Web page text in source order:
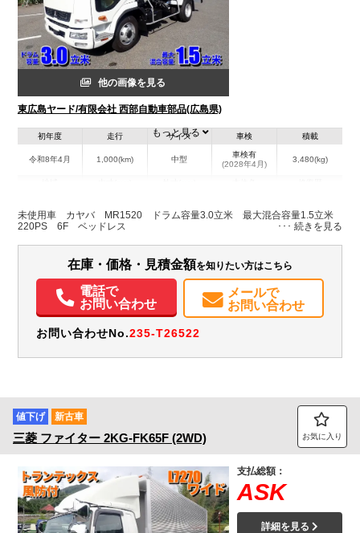
他の画像を見る
東広島ヤード/有限会社 西部自動車部品(広島県)
初年度
令和8年4月
走行
1,000(km)
サイズ
中型
車検
車検有
(2028年4月)
積載
3,480(kg)
広島県 -
W:2,190
H:3,030
無
もっと見る
未使用車 カヤバ MR1520 ドラム容量3.0立米 最大混合容量1.5立米
220PS 6F ベッドレス
在庫・価格・見積金額を知りたい方はこちら
電話で
お問い合わせ
メールで
お問い合わせ
お問い合わせNo.235-T26522
値下げ 新古車
三菱 ファイター 2KG-FK65F (2WD) お気に入り
支払総額：
ASK
詳細を見る